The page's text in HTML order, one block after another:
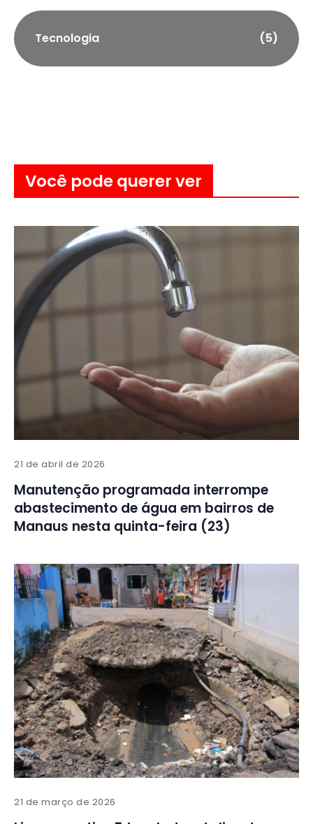
Tecnologia (5)
Você pode querer ver
21 de abril de 2026
Manutenção programada interrompe
abastecimento de água em bairros de
Manaus nesta quinta-feira (23)
21 de março de 2026